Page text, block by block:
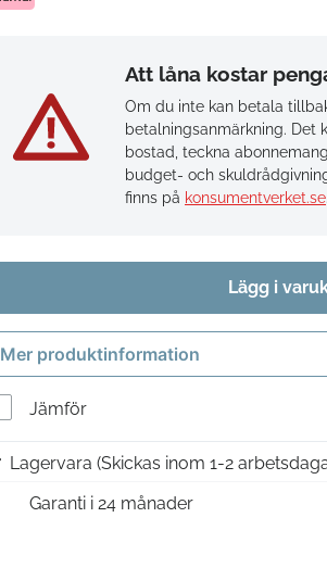
Att låna kostar
Om du inte kan betala
betalningsanmärkning. Det
bostad, teckna
budget- och
finns på konsumentverket.se
Lägg i
Mer produktinformation
Jämför
Lagervara (Skickas inom 1-2
Garanti i 24 månader